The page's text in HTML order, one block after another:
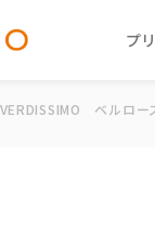
プ
VERDISSIMO ベルロー